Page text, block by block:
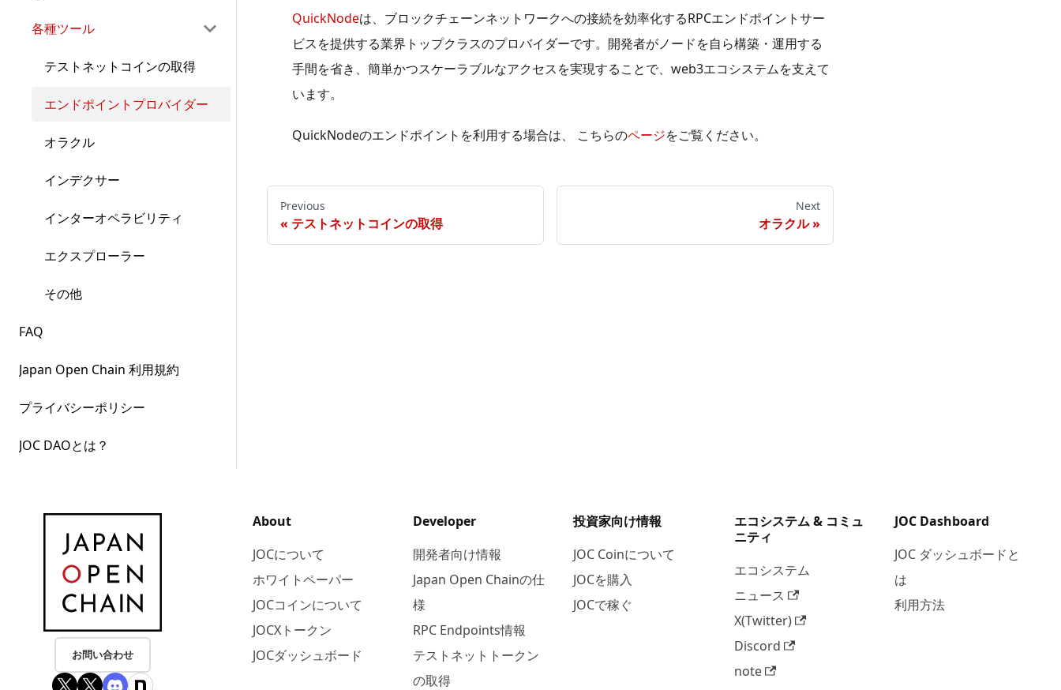
各種ツール
テストネットコインの取得
エンドポイントプロバイダー
オラクル
インデクサー
インターオペラビリティ
エクスプローラー
その他
FAQ
Japan Open Chain 利用規約
プライバシーポリシー
JOC DAOとは？
QuickNodeは、ブロックチェーンネットワークへの接続を効率化するRPCエンドポイントサー
ビスを提供する業界トップクラスのプロバイダーです。開発者がノードを自ら構築・運用する
手間を省き、簡単かつスケーラブルなアクセスを実現することで、web3エコシステムを支えて
います。
QuickNodeのエンドポイントを利用する場合は、 こちらのページをご覧ください。
Previous
テストネットコインの取得
Next
オラクル
お問い合わせ
About
JOCについて
ホワイトペーパー
JOCコインについて
JOCXトークン
JOCダッシュボード
Developer
開発者向け情報
Japan Open Chainの仕
様
RPC Endpoints情報
テストネットトークン
の取得
投資家向け情報
JOC Coinについて
JOCを購入
JOCで稼ぐ
エコシステム & コミュ
ニティ
エコシステム
ニュース
X(Twitter)
Discord
note
JOC Dashboard
JOC ダッシュボードと
は
利用方法